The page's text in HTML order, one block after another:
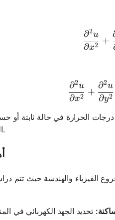
∂x2
∂2u
+
∂x2
∂2u
+
∂y2
∂2u
الحرارة في حالة ثابتة أو
المناطق الخالية من الشحنات.
الفيزياء والهندسة حيث تتم